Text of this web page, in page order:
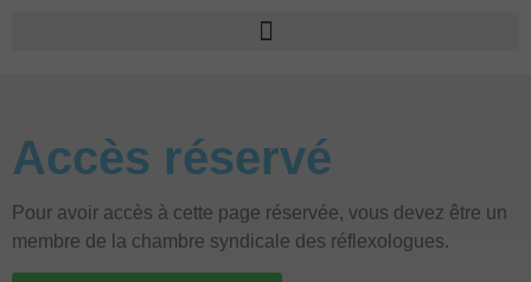
Accès réservé
Pour avoir accès à cette page réservée, vous devez être un
membre de la chambre syndicale des réflexologues.